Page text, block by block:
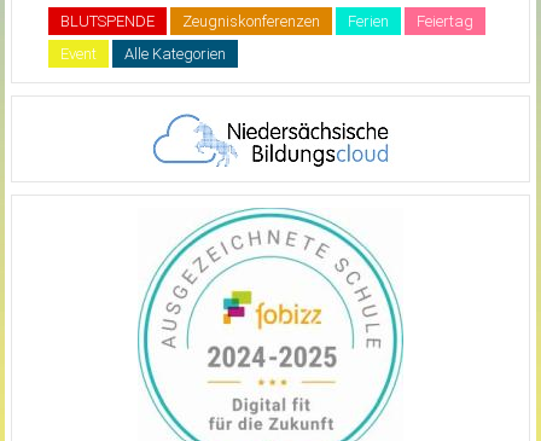
BLUTSPENDE Zeugniskonferenzen Ferien
Feiertag
Event
Alle Kategorien